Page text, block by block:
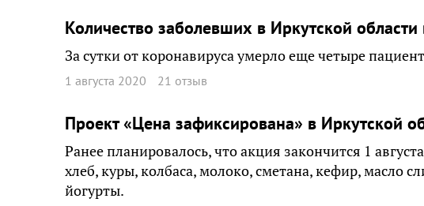
Количество заболевших в Иркутской
За сутки от коронавируса умерло еще четыре
1 августа 2020 21 отзыв
Проект «Цена зафиксирована» в Иркутской
Ранее планировалось, что акция закончится 1
хлеб, куры, колбаса, молоко, сметана, кефир, масло
йогурты.